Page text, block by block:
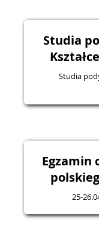
Studia
Studia
Egzamin
25-